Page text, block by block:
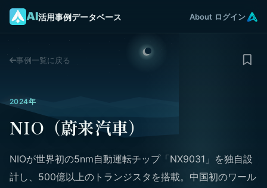
AI活用事例データベース About ログイン
事例一覧に戻る
2024年
NIO（蔚来汽車）
NIOが世界初の5nm自動運転チップ「NX9031」を独自設
計し、500億以上のトランジスタを搭載。中国初のワール